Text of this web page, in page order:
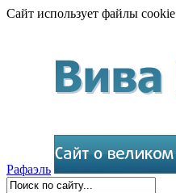
Сайт использует файлы cookie
Рафаэль